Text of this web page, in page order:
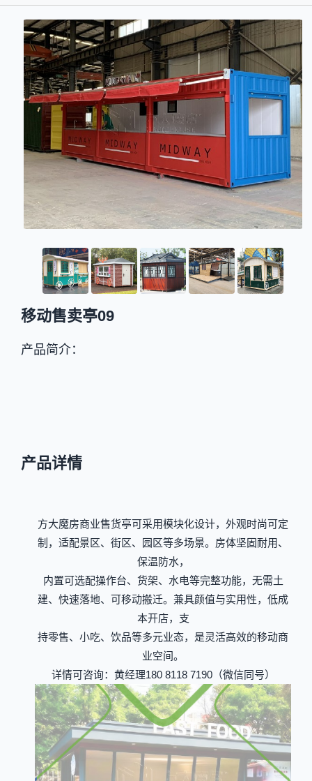
移动售卖亭09
产品简介：
产品详情
方大魔房商业售货亭可采用模块化设计，外观时尚可定
制，适配景区、街区、园区等多场景。房体坚固耐用、
保温防水，
内置可选配操作台、货架、水电等完整功能，无需土
建、快速落地、可移动搬迁。兼具颜值与实用性，低成
本开店，支
持零售、小吃、饮品等多元业态，是灵活高效的移动商
业空间。
详情可咨询：黄经理180 8118 7190（微信同号）